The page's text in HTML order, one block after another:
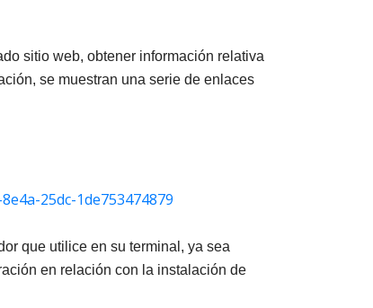
sitio web, obtener información relativa
se muestran una serie de enlaces
25dc-1de753474879
que utilice en su terminal, ya sea
en relación con la instalación de